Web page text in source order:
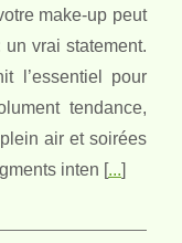
make‑up peut
vrai statement.
l’essentiel pour
tendance,
air et soirées
inten [...]